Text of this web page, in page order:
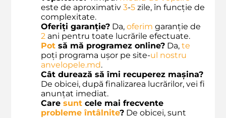
este de aproximativ 3-5 zile, în funcție de
complexitate.
Oferiți garanție? Da, oferim garanție de
2 ani pentru toate lucrările efectuate.
Pot să mă programez online? Da, te
poți programa ușor pe site-ul nostru
anvelopele.md.
Cât durează să îmi recuperez mașina?
De obicei, după finalizarea lucrărilor, vei fi
anunțat imediat.
Care sunt cele mai frecvente
probleme întâlnite? De obicei, sunt